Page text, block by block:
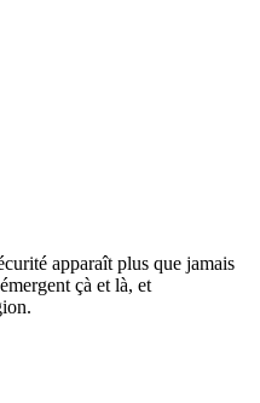
apparaît plus que jamais
çà et là, et